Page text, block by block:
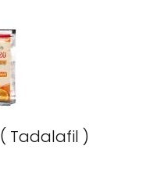
( Tadalafil )